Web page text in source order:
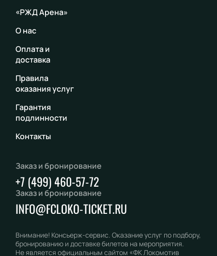
«РЖД Арена»
О нас
Оплата и
доставка
Правила
оказания услуг
Гарантия
подлинности
Контакты
Заказ и бронирование
+7 (499) 460-57-72
Заказ и бронирование
INFO@FCLOKO-TICKET.RU
Внимание! Консьерж-сервис. Оказание услуг по подбору,
бронированию и доставке билетов на мероприятия.
Не является официальным сайтом «ФК Локомотив